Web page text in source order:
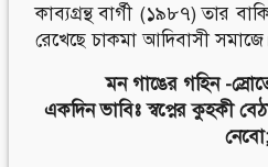
কাব্যগ্রন্থ বার্গী (১৯৮৭) তার
রেখেছে চাকমা আদিবাসী
মন গাঙের গহিন -
একদিন ভাবিঃ স্বপ্নের কুহকী
নেবো;